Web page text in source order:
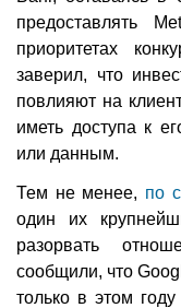
предоставлять
приоритетах
заверил, что
повлияют на
иметь доступа к
или данным.
Тем не менее, по
один их
разорвать
сообщили, что
только в этом